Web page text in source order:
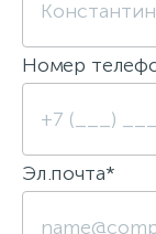
Номер
Эл.почта*